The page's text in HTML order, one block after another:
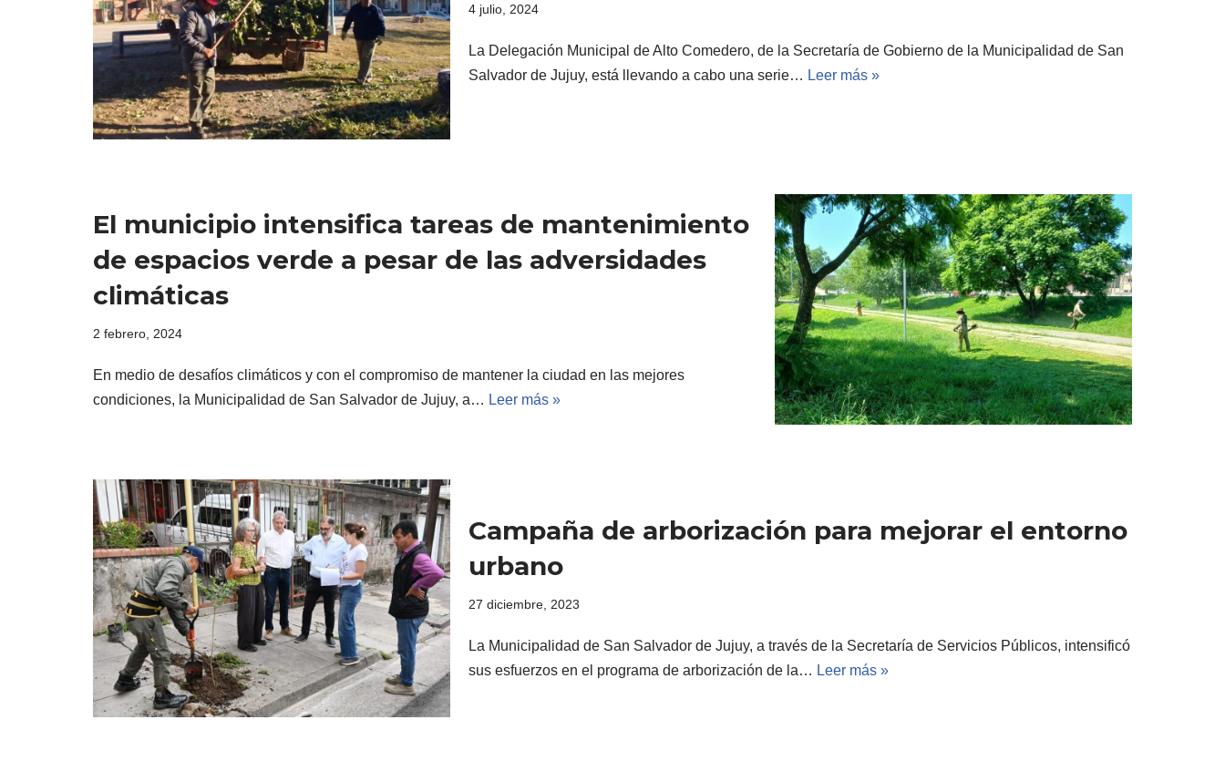
4 julio, 2024
La Delegación Municipal de Alto Comedero, de la Secretaría de Gobierno de la Municipalidad de San
Salvador de Jujuy, está llevando a cabo una serie… Leer más »
El municipio intensifica tareas de mantenimiento
de espacios verde a pesar de las adversidades
climáticas
2 febrero, 2024
En medio de desafíos climáticos y con el compromiso de mantener la ciudad en las mejores
condiciones, la Municipalidad de San Salvador de Jujuy, a… Leer más »
Campaña de arborización para mejorar el entorno
urbano
27 diciembre, 2023
La Municipalidad de San Salvador de Jujuy, a través de la Secretaría de Servicios Públicos, intensificó
sus esfuerzos en el programa de arborización de la… Leer más »